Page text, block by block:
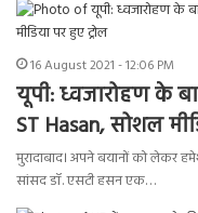
16 August 2021 - 12:06 PM
यूपी: ध्वजारोहण के
ST Hasan, सोशल
मुरादाबाद। अपने बयानों को लेकर
सांसद डॉ. एसटी हसन एक…